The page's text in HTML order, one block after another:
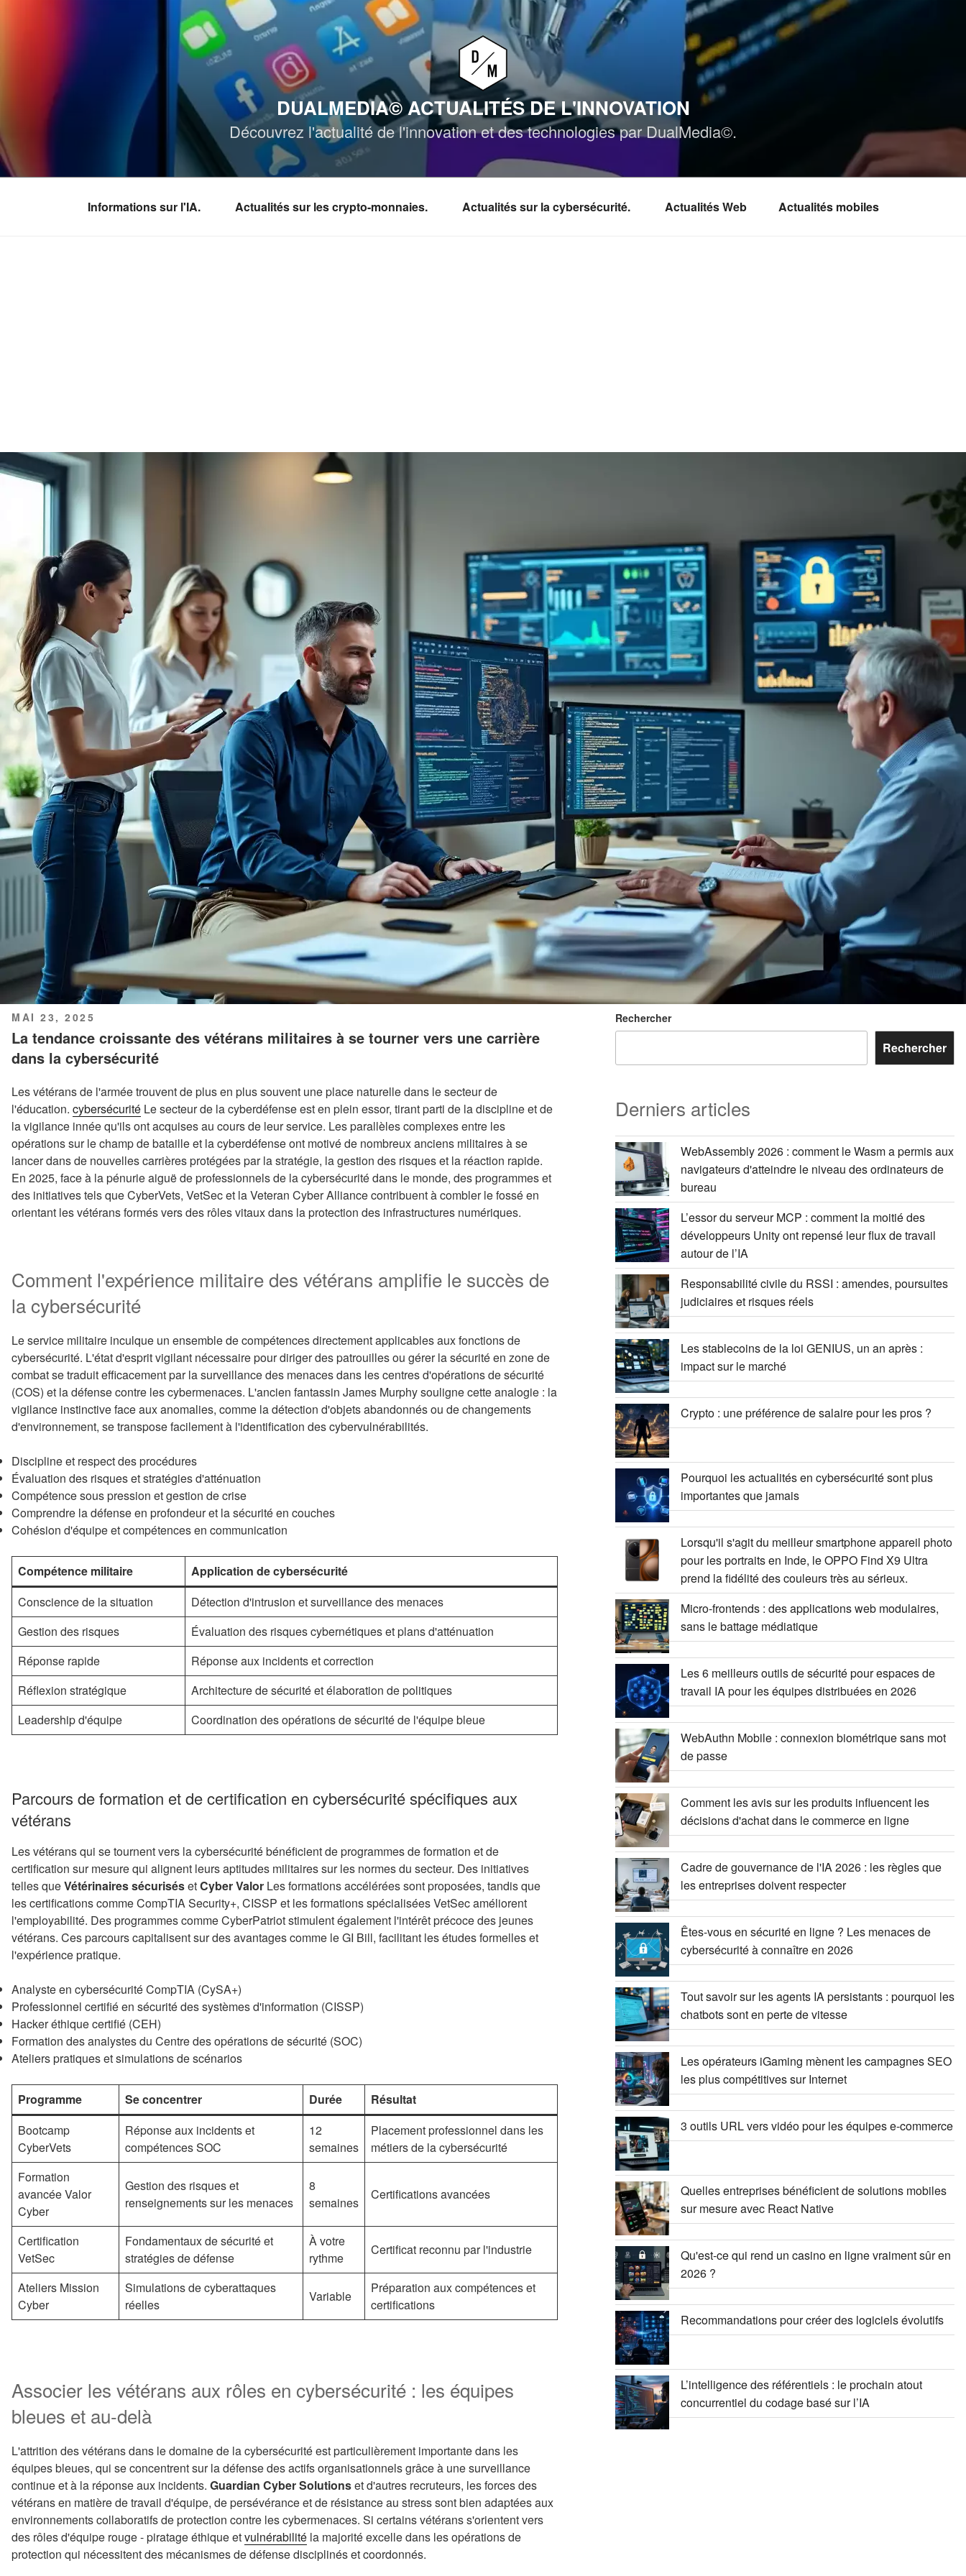
DUALMEDIA© ACTUALITÉS DE L'INNOVATION
Découvrez l'actualité de l'innovation et des technologies par DualMedia©.
Informations sur l'IA. Actualités sur les crypto-monnaies. Actualités sur la cybersécurité. Actualités Web Actualités mobiles
PUBLIÉ
LE
MAI 23, 2025
La tendance croissante des vétérans militaires à se tourner vers une carrière
dans la cybersécurité
Les vétérans de l'armée trouvent de plus en plus souvent une place naturelle dans le secteur de
l'éducation. cybersécurité Le secteur de la cyberdéfense est en plein essor, tirant parti de la discipline et de
la vigilance innée qu'ils ont acquises au cours de leur service. Les parallèles complexes entre les
opérations sur le champ de bataille et la cyberdéfense ont motivé de nombreux anciens militaires à se
lancer dans de nouvelles carrières protégées par la stratégie, la gestion des risques et la réaction rapide.
En 2025, face à la pénurie aiguë de professionnels de la cybersécurité dans le monde, des programmes et
des initiatives tels que CyberVets, VetSec et la Veteran Cyber Alliance contribuent à combler le fossé en
orientant les vétérans formés vers des rôles vitaux dans la protection des infrastructures numériques.
Comment l'expérience militaire des vétérans amplifie le succès de
la cybersécurité
Le service militaire inculque un ensemble de compétences directement applicables aux fonctions de
cybersécurité. L'état d'esprit vigilant nécessaire pour diriger des patrouilles ou gérer la sécurité en zone de
combat se traduit efficacement par la surveillance des menaces dans les centres d'opérations de sécurité
(COS) et la défense contre les cybermenaces. L'ancien fantassin James Murphy souligne cette analogie : la
vigilance instinctive face aux anomalies, comme la détection d'objets abandonnés ou de changements
d'environnement, se transpose facilement à l'identification des cybervulnérabilités.
Discipline et respect des procédures
Évaluation des risques et stratégies d'atténuation
Compétence sous pression et gestion de crise
Comprendre la défense en profondeur et la sécurité en couches
Cohésion d'équipe et compétences en communication
Compétence militaire
Application de cybersécurité
Conscience de la situation
Détection d'intrusion et surveillance des menaces
Gestion des risques
Évaluation des risques cybernétiques et plans d'atténuation
Réponse rapide
Réponse aux incidents et correction
Réflexion stratégique
Architecture de sécurité et élaboration de politiques
Leadership d'équipe
Coordination des opérations de sécurité de l'équipe bleue
Parcours de formation et de certification en cybersécurité spécifiques aux
vétérans
Les vétérans qui se tournent vers la cybersécurité bénéficient de programmes de formation et de
certification sur mesure qui alignent leurs aptitudes militaires sur les normes du secteur. Des initiatives
telles queVétérinaires sécurisésetCyber Valor Les formations accélérées sont proposées, tandis que
les certifications comme CompTIA Security+, CISSP et les formations spécialisées VetSec améliorent
l'employabilité. Des programmes comme CyberPatriot stimulent également l'intérêt précoce des jeunes
vétérans. Ces parcours capitalisent sur des avantages comme le GI Bill, facilitant les études formelles et
l'expérience pratique.
Analyste en cybersécurité CompTIA (CySA+)
Professionnel certifié en sécurité des systèmes d'information (CISSP)
Hacker éthique certifié (CEH)
Formation des analystes du Centre des opérations de sécurité (SOC)
Ateliers pratiques et simulations de scénarios
Programme Se concentrer Durée
Résultat
Bootcamp
CyberVets
Réponse aux incidents et
compétences SOC
12
semaines
Placement professionnel dans les
métiers de la cybersécurité
Formation
avancée Valor
Cyber
Gestion des risques et
renseignements sur les menaces
8
semaines
Certifications avancées
Certification
VetSec
Fondamentaux de sécurité et
stratégies de défense
À votre
rythme
Certificat reconnu par l'industrie
Ateliers Mission
Cyber
Simulations de cyberattaques
réelles
Variable
Préparation aux compétences et
certifications
Associer les vétérans aux rôles en cybersécurité : les équipes
bleues et au-delà
L'attrition des vétérans dans le domaine de la cybersécurité est particulièrement importante dans les
équipes bleues, qui se concentrent sur la défense des actifs organisationnels grâce à une surveillance
continue et à la réponse aux incidents. Guardian Cyber Solutionset d'autres recruteurs, les forces des
vétérans en matière de travail d'équipe, de persévérance et de résistance au stress sont bien adaptées aux
environnements collaboratifs de protection contre les cybermenaces. Si certains vétérans s'orientent vers
des rôles d'équipe rouge - piratage éthique etvulnérabilité la majorité excelle dans les opérations de
protection qui nécessitent des mécanismes de défense disciplinés et coordonnés.
Rechercher
Rechercher
Derniers articles
WebAssembly 2026 : comment le Wasm a permis aux
navigateurs d'atteindre le niveau des ordinateurs de
bureau
L’essor du serveur MCP : comment la moitié des
développeurs Unity ont repensé leur flux de travail
autour de l’IA
Responsabilité civile du RSSI : amendes, poursuites
judiciaires et risques réels
Les stablecoins de la loi GENIUS, un an après :
impact sur le marché
Crypto : une préférence de salaire pour les pros ?
Pourquoi les actualités en cybersécurité sont plus
importantes que jamais
Lorsqu'il s'agit du meilleur smartphone appareil photo
pour les portraits en Inde, le OPPO Find X9 Ultra
prend la fidélité des couleurs très au sérieux.
Micro-frontends : des applications web modulaires,
sans le battage médiatique
Les 6 meilleurs outils de sécurité pour espaces de
travail IA pour les équipes distribuées en 2026
WebAuthn Mobile : connexion biométrique sans mot
de passe
Comment les avis sur les produits influencent les
décisions d'achat dans le commerce en ligne
Cadre de gouvernance de l'IA 2026 : les règles que
les entreprises doivent respecter
Êtes-vous en sécurité en ligne ? Les menaces de
cybersécurité à connaître en 2026
Tout savoir sur les agents IA persistants : pourquoi les
chatbots sont en perte de vitesse
Les opérateurs iGaming mènent les campagnes SEO
les plus compétitives sur Internet
3 outils URL vers vidéo pour les équipes e-commerce
Quelles entreprises bénéficient de solutions mobiles
sur mesure avec React Native
Qu'est-ce qui rend un casino en ligne vraiment sûr en
2026 ?
Recommandations pour créer des logiciels évolutifs
L’intelligence des référentiels : le prochain atout
concurrentiel du codage basé sur l’IA